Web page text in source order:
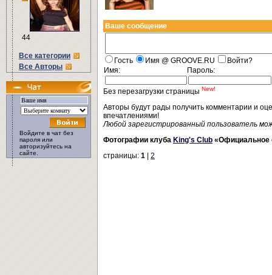
44
Все категории
Все Авторы
Войдите в чат без
пароля или
авторизуйтесь на
сайте.
Ваше сообщение
Гость Имя @ GROOVE.RU
Войти?
Имя:
Пароль:
Без перезагрузки страницы New!
Авторы будут рады получить комментарии и
впечатлениями!
Любой зарегистрированный пользователь
Фотографии клуба King's Club «Официальное
страницы: 1 2